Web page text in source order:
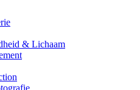
& Lichaam